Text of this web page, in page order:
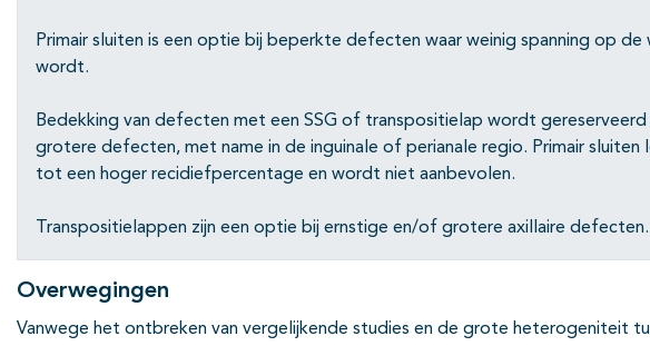
Primair sluiten is een optie bij beperkte defecten waar weinig spanning op de
wordt.
Bedekking van defecten met een SSG of transpositielap wordt
grotere defecten, met name in de inguinale of perianale regio. Primair sluiten
tot een hoger recidiefpercentage en wordt niet aanbevolen.
Transpositielappen zijn een optie bij ernstige en/of grotere axillaire defecten.
Overwegingen
Vanwege het ontbreken van vergelijkende studies en de grote heterogeniteit